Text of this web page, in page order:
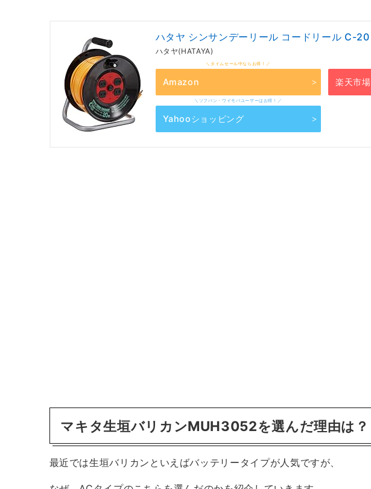
ハタヤ シンサンデーリール コードリール C-20
ハタヤ(HATAYA)
Amazon 楽天市場
Yahooショッピング
マキタ生垣バリカンMUH3052を選んだ理由は？
最近では生垣バリカンといえばバッテリータイプが人気ですが、